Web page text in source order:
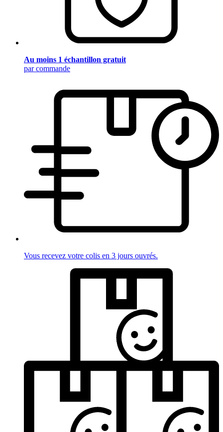
Au moins 1 échantillon gratuit
par commande
Vous recevez votre colis en 3 jours ouvrés.